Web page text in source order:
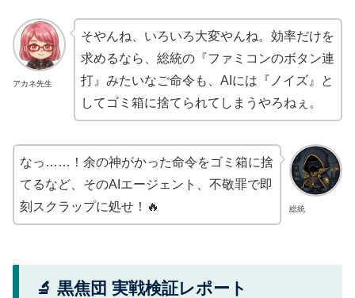
アカネ先生
そやんね、いろいろ大変やんね。効率だけを
求めるなら、総統の『ファミコンのボタン連
打』みたいなご命令も、AIには『ノイズ』と
してゴミ箱に捨てられてしまうやろねぇ。
総統
なっ……！余の神がかった命令をゴミ箱に捨
てるなど、そのAIエージェント、不敬罪で即
刻スクラップに処せ！🔥
🔬 黒焦団 実戦検証レポート